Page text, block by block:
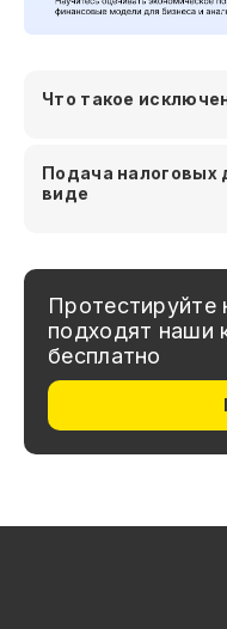
Что такое
Подача налоговых
виде
Протестируйте
подходят наши
бесплатно